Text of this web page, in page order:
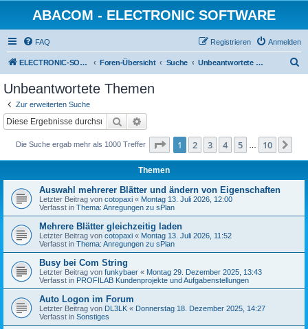
ABACOM - ELECTRONIC SOFTWARE
FAQ Anmelden
Registrieren
ELECTRONIC-SOFWARE-SHOP Foren-Übersicht Suche Unbeantwortete Themen
Unbeantwortete Themen
Zur erweiterten Suche
Suche
Die Suche ergab mehr als 1000 Treffer Seite 1von 10
1 2 3 4 5 10
Themen
Auswahl mehrerer Blätter und ändern von Eigenschaften
Letzter Beitrag von cotopaxi « Montag 13. Juli 2026, 12:00
Verfasst in Thema: Anregungen zu sPlan
Mehrere Blätter gleichzeitig laden
Letzter Beitrag von cotopaxi « Montag 13. Juli 2026, 11:52
Verfasst in Thema: Anregungen zu sPlan
Busy bei Com String
Letzter Beitrag von funkybaer « Montag 29. Dezember 2025, 13:43
Verfasst in PROFILAB Kundenprojekte und Aufgabenstellungen
Auto Logon im Forum
Letzter Beitrag von DL3LK « Donnerstag 18. Dezember 2025, 14:27
Verfasst in Sonstiges